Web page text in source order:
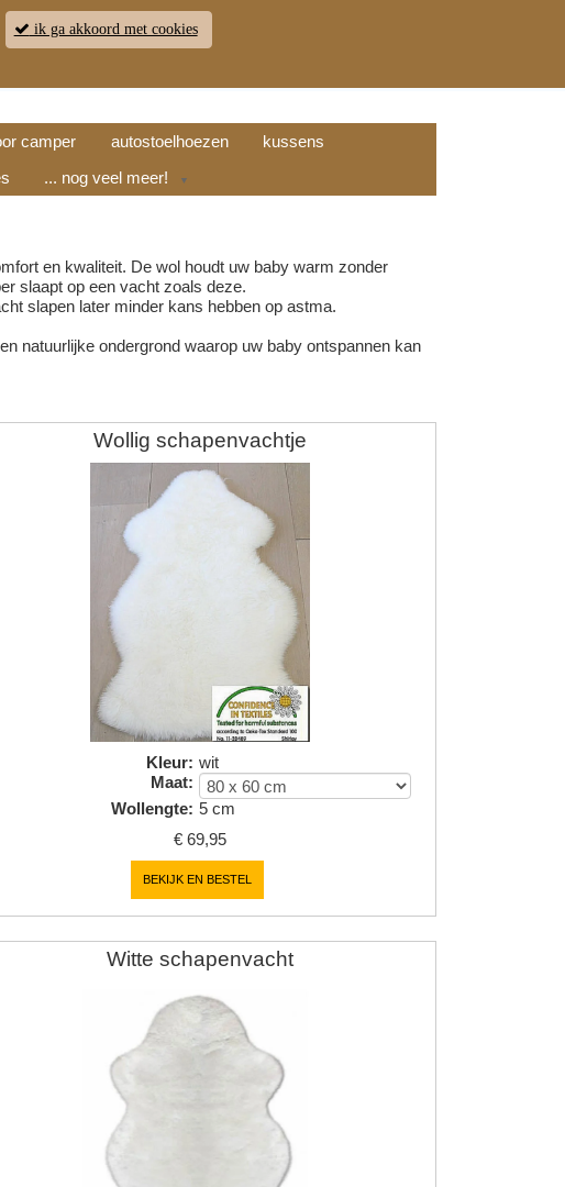
OPENINGSTIJDEN RETOUR WINKELWAGEN (
camper autostoelhoezen
kussens
... nog veel meer! ▼
en kwaliteit. De wol houdt uw baby warm zonder
slaapt op een vacht zoals deze.
slapen later minder kans hebben op astma.
natuurlijke ondergrond waarop uw baby ontspannen kan
Wollig schapenvachtje
Kleur: wit
Maat:
Wollengte: 5 cm
€ 69,95
BEKIJK EN BESTEL
Witte schapenvacht
ik ga akkoord met cookies